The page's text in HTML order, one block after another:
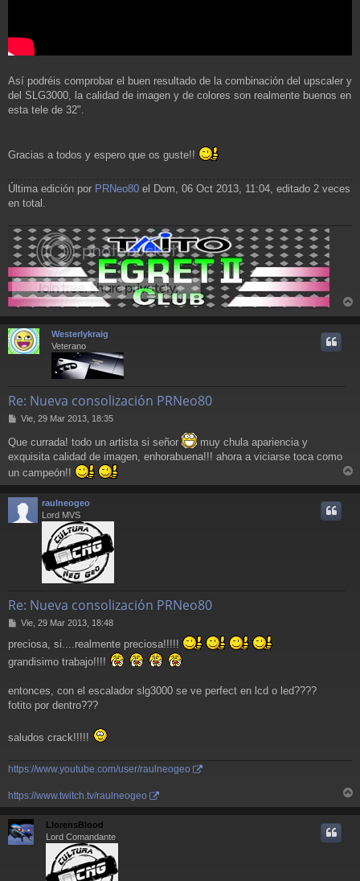
Así podréis comprobar el buen resultado de la combinación del upscaler y
del SLG3000, la calidad de imagen y de colores son realmente buenos en
esta tele de 32".
Gracias a todos y espero que os guste!!
Última edición por PRNeo80 el Dom, 06 Oct 2013, 11:04, editado 2 veces
en total.
r
Westerlykraig
Veterano
Re: Nueva consolización PRNeo80
M
n
s
j
Vie, 29 Mar 2013, 18:35
Que currada! todo un artista si señor
muy chula apariencia y
exquisita calidad de imagen, enhorabuena!!! ahora a viciarse toca como
un campeón!!
r
raulneogeo
Lord MVS
Re: Nueva consolización PRNeo80
M
n
s
e
Vie, 29 Mar 2013, 18:48
preciosa, si....realmente preciosa!!!!!
grandisimo trabajo!!!!
entonces, con el escalador slg3000 se ve perfect en lcd o led????
fotito por dentro???
saludos crack!!!!!
https://www.youtube.com/user/raulneogeo
https://www.twitch.tv/raulneogeo
r
LlorensBlood
Lord Comandante